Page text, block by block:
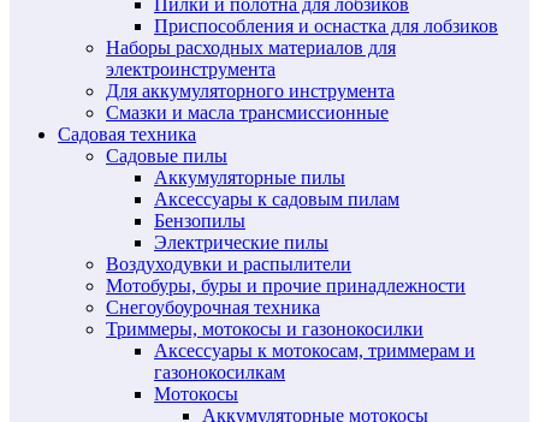
Пилки и полотна для лобзиков
Приспособления и оснастка для лобзиков
Наборы расходных материалов для
электроинструмента
Для аккумуляторного инструмента
Смазки и масла трансмиссионные
Садовая техника
Садовые пилы
Аккумуляторные пилы
Аксессуары к садовым пилам
Бензопилы
Электрические пилы
Воздуходувки и распылители
Мотобуры, буры и прочие принадлежности
Снегоубоурочная техника
Триммеры, мотокосы и газонокосилки
Аксессуары к мотокосам, триммерам и
газонокосилкам
Мотокосы
Аккумуляторные мотокосы